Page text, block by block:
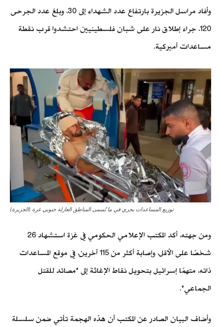
وأفاد مراسل الجزيرة بارتفاع عدد الشهداء إلى 30، وبلغ عدد الجرحى
120، جراء إطلاق نار على شبان فلسطينيين احتشدوا قرب نقطة
مساعدات أميركية.
توزيع المساعدات يجري في ما تُسمى المناطق العازلة جنوبي غزة (الجزيرة)
ومن جهته، أكد المكتب الإعلامي الحكومي في غزة استشهاد 26
شخصًا على الأقل، وإصابة أكثر من 115 آخرين، في موقع المساعدات
ذاته، متهمًا إسرائيل بتحويل نقاط الإغاثة إلى "مصائد للقتل
الجماعي".
وأضاف البيان الصادر عن المكتب أن هذه الهجمة تأتي ضمن سلسلة